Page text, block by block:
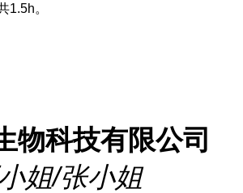
1.5h。
物科技有限公司
姐/张小姐